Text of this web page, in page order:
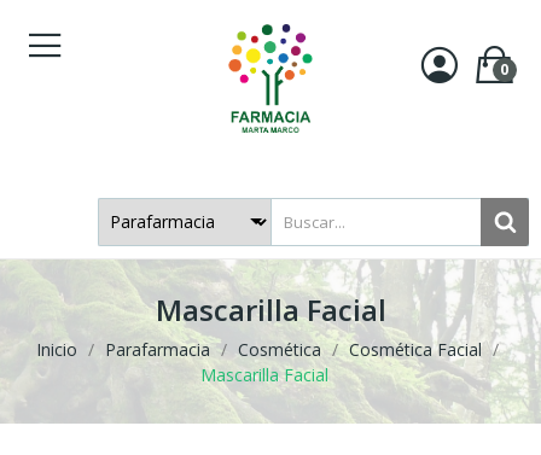
0
Mascarilla Facial
Inicio Parafarmacia Cosmética
Cosmética Facial
Mascarilla Facial